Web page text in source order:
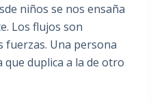
niños se nos ensaña
Los flujos son
fuerzas. Una persona
duplica a la de otro